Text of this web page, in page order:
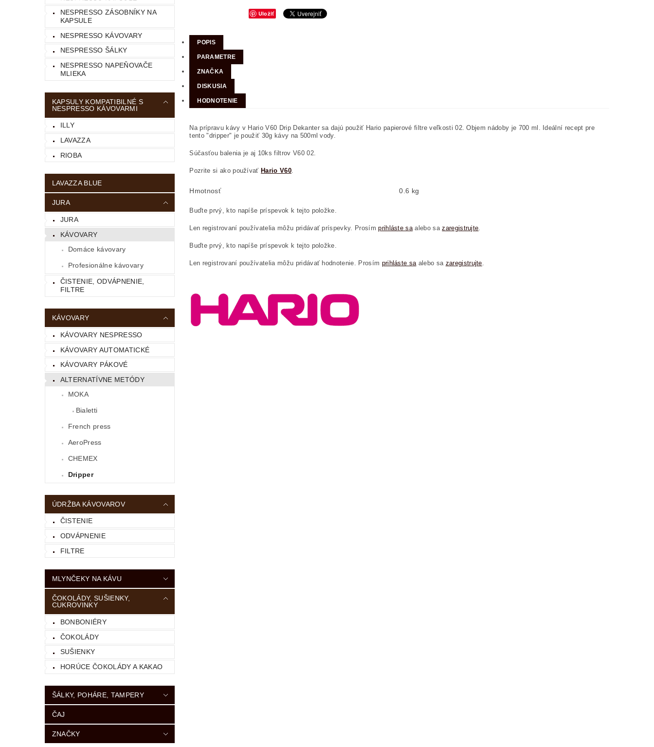
NESPRESSO ZÁSOBNÍKY NA
KAPSULE
NESPRESSO KÁVOVARY
NESPRESSO ŠÁLKY
NESPRESSO NAPEŇOVAČE
MLIEKA
KAPSULY KOMPATIBILNÉ S
NESPRESSO KÁVOVARMI
ILLY
LAVAZZA
RIOBA
LAVAZZA BLUE
JURA
JURA
KÁVOVARY
Domáce kávovary
Profesionálne kávovary
ČISTENIE, ODVÁPNENIE,
FILTRE
KÁVOVARY
KÁVOVARY NESPRESSO
KÁVOVARY AUTOMATICKÉ
KÁVOVARY PÁKOVÉ
ALTERNATÍVNE METÓDY
MOKA
Bialetti
French press
AeroPress
CHEMEX
Dripper
ÚDRŽBA KÁVOVAROV
ČISTENIE
ODVÁPNENIE
FILTRE
MLYNČEKY NA KÁVU
ČOKOLÁDY, SUŠIENKY,
CUKROVINKY
BONBONIÉRY
ČOKOLÁDY
SUŠIENKY
HORÚCE ČOKOLÁDY A KAKAO
ŠÁLKY, POHÁRE, TAMPERY
ČAJ
ZNAČKY
Uložiť
POPIS
PARAMETRE
ZNAČKA
DISKUSIA
HODNOTENIE
Na prípravu kávy v Hario V60 Drip Dekanter sa dajú použiť Hario papierové filtre veľkosti 02. Objem nádoby je 700 ml. Ideální recept pre
tento "dripper" je použiť 30g kávy na 500ml vody.
Súčasťou balenia je aj 10ks filtrov V60 02.
Pozrite si ako používať Hario V60.
Hmotnosť 0.6 kg
Buďte prvý, kto napíše príspevok k tejto položke.
Len registrovaní používatelia môžu pridávať príspevky. Prosímprihláste saalebo sazaregistrujte.
Buďte prvý, kto napíše príspevok k tejto položke.
Len registrovaní používatelia môžu pridávať hodnotenie. Prosím prihláste saalebo sa zaregistrujte.